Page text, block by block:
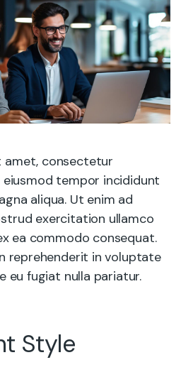
amet, consectetur
tempor incididunt
aliqua. Ut enim ad
exercitation ullamco
ea commodo consequat.
reprehenderit in voluptate
eu fugiat nulla pariatur.
Style